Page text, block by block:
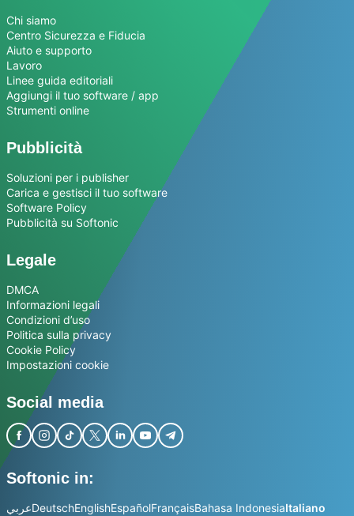
Chi siamo
Centro Sicurezza e Fiducia
Aiuto e supporto
Lavoro
Linee guida editoriali
Aggiungi il tuo software / app
Strumenti online
Pubblicità
Soluzioni per i publisher
Carica e gestisci il tuo software
Software Policy
Pubblicità su Softonic
Legale
DMCA
Informazioni legali
Condizioni d’uso
Politica sulla privacy
Cookie Policy
Impostazioni cookie
Social media
Softonic in:
عربيDeutschEnglishEspañolFrançaisBahasa IndonesiaItaliano